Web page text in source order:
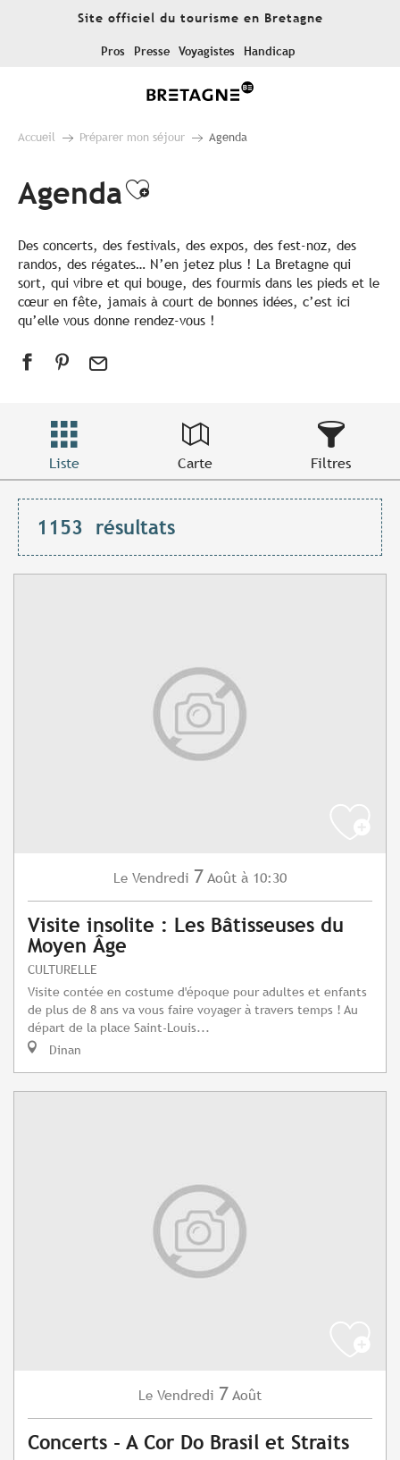
Site officiel du tourisme en Bretagne
Pros Presse Voyagistes Handicap
Accueil Préparer mon séjour Agenda
AgendaAjouter aux favoris
Des concerts, des festivals, des expos, des fest-noz, des
randos, des régates… N’en jetez plus ! La Bretagne qui
sort, qui vibre et qui bouge, des fourmis dans les pieds et le
cœur en fête, jamais à court de bonnes idées, c’est ici
qu’elle vous donne rendez-vous !
Liste Carte Filtres
1153 résultats
Le Vendredi 7 Août à 10:30
Visite insolite : Les Bâtisseuses du
Moyen Âge
CULTURELLE
Visite contée en costume d'époque pour adultes et enfants
de plus de 8 ans va vous faire voyager à travers temps ! Au
départ de la place Saint-Louis...
Dinan
Le Vendredi 7 Août
Concerts - A Cor Do Brasil et Straits